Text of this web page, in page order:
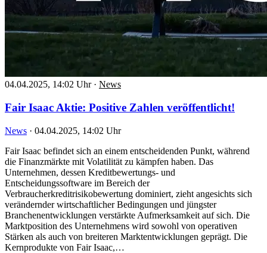
04.04.2025, 14:02 Uhr · News
Fair Isaac Aktie: Positive Zahlen veröffentlicht!
News · 04.04.2025, 14:02 Uhr
Fair Isaac befindet sich an einem entscheidenden Punkt, während
die Finanzmärkte mit Volatilität zu kämpfen haben. Das
Unternehmen, dessen Kreditbewertungs- und
Entscheidungssoftware im Bereich der
Verbraucherkreditrisikobewertung dominiert, zieht angesichts sich
verändernder wirtschaftlicher Bedingungen und jüngster
Branchenentwicklungen verstärkte Aufmerksamkeit auf sich. Die
Marktposition des Unternehmens wird sowohl von operativen
Stärken als auch von breiteren Marktentwicklungen geprägt. Die
Kernprodukte von Fair Isaac,…